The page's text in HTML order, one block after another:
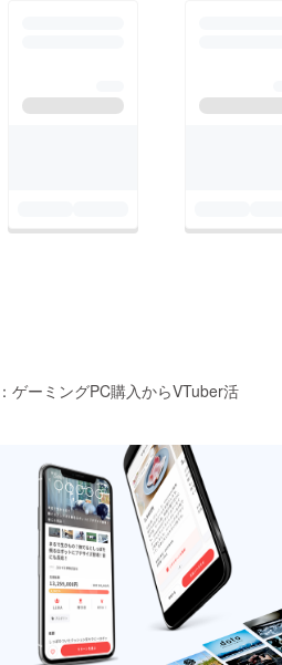
ゲーミングPC購入からVTuber活